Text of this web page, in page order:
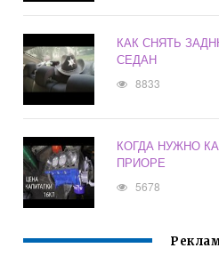
КАК СНЯТЬ
СЕДАН
8833
КОГДА НУЖНО
ПРИОРЕ
5678